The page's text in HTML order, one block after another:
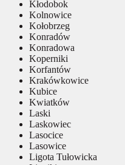
Kłodobok
Kolnowice
Kołobrzeg
Konradów
Konradowa
Koperniki
Korfantów
Krakówkowice
Kubice
Kwiatków
Laski
Laskowiec
Lasocice
Lasowice
Ligota Tułowicka